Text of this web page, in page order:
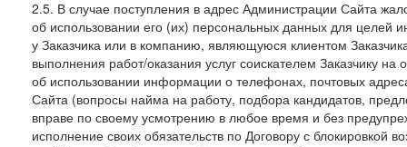
2.5. В случае поступления в адрес Администрации Сайта
об использовании его (их) персональных данных для целей
у Заказчика или в компанию, являющуюся клиентом
выполнения работ/оказания услуг соискателем Заказчику
об использовании информации о телефонах, почтовых
Сайта (вопросы найма на работу, подбора кандидатов,
вправе по своему усмотрению в любое время и без
исполнение своих обязательств по Договору с блокировкой